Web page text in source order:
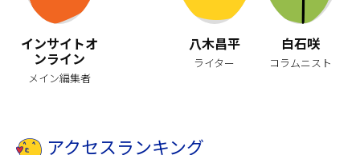
インサイトオ
ンライン
メイン編集者
八木昌平
ライター
白石咲
コラムニスト
アクセスランキング